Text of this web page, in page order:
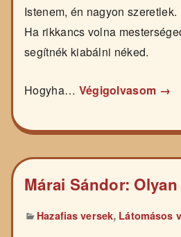
Istenem, én nagyon szeretlek.
Ha rikkancs volna
segítnék kiabálni néked.
Hogyha… Végigolvasom →
Márai Sándor:
Hazafias versek, Látomásos